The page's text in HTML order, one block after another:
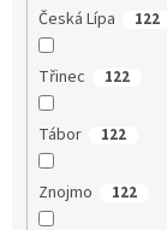
Česká Lípa 122
Třinec 122
Tábor 122
Znojmo 122